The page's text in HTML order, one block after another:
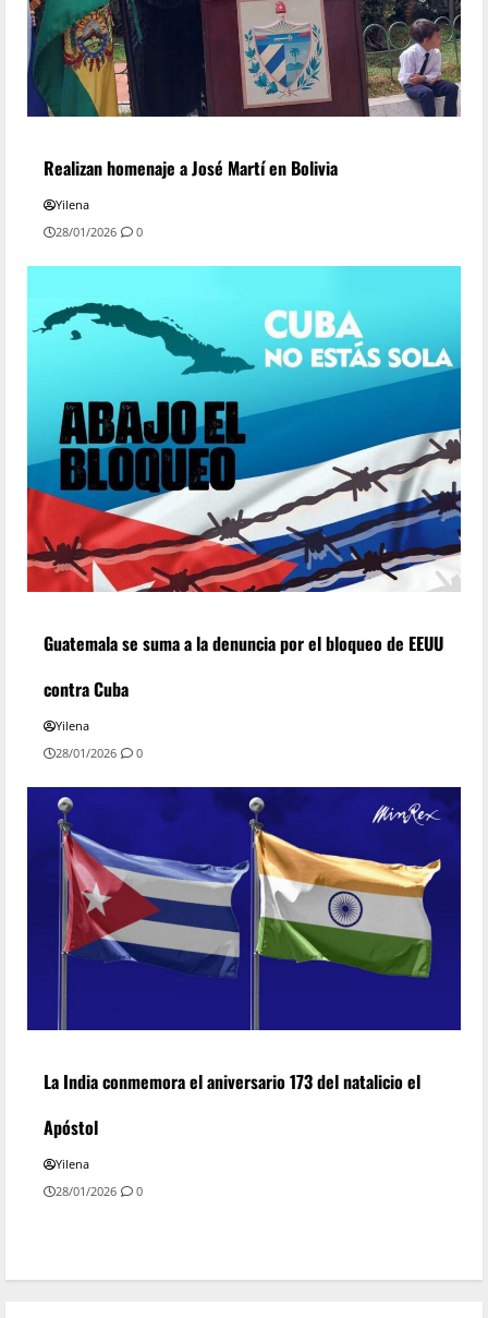
Realizan homenaje a José Martí en Bolivia
Yilena
28/01/2026
0
Guatemala se suma a la denuncia por el bloqueo de EEUU
contra Cuba
Yilena
28/01/2026
0
La India conmemora el aniversario 173 del natalicio el
Apóstol
Yilena
28/01/2026
0